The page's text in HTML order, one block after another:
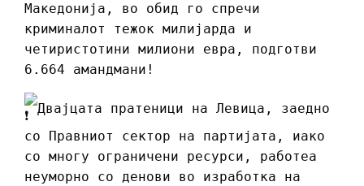
Македонија, во обид
го спречи
криминалот тежок милијарда и
четиристотини милиони евра, подготви
6.664 амандмани!
Двајцата пратеници на Левица, заедно
со Правниот сектор на партијата, иако
со многу ограничени ресурси, работеа
неуморно со денови во изработка на